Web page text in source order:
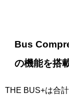
Bus
の機能を搭
THE BUS+は合